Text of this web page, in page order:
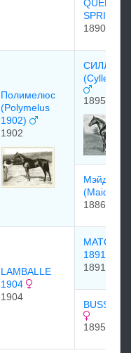
QUEEN
SPRING
1890
Полимелюс
(Polymelus
1902)
1902
СИЛЛЕН
(Cyllene
1895
Мэйд
(Maid
1886
LAMBALLE
1904
1904
1891
1891
BUSSERL
1895